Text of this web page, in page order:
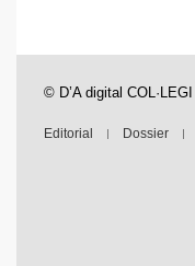
© D’A digital
Editorial Dossier